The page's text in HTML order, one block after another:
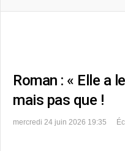
Roman : « Elle a
mais pas que !
mercredi 24 juin 2026 19:35